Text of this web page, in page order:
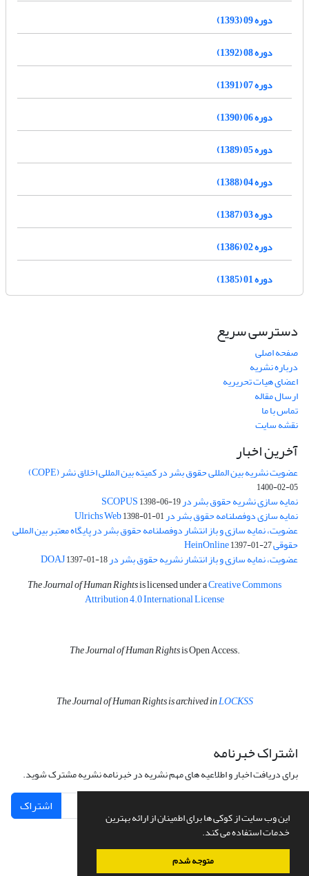
این وب سایت از کوکی ها برای اطمینان از ارائه بهترین
خدمات استفاده می کند.
متوجه شدم
دوره 09 (1393)
دوره 08 (1392)
دوره 07 (1391)
دوره 06 (1390)
دوره 05 (1389)
دوره 04 (1388)
دوره 03 (1387)
دوره 02 (1386)
دوره 01 (1385)
دسترسی سریع
صفحه اصلی
درباره نشریه
اعضای هیات تحریریه
ارسال مقاله
تماس با ما
نقشه سایت
آخرین اخبار
عضویت نشریه بین المللی حقوق بشر در کمیته بین المللی اخلاق نشر (COPE)
1400-02-05
نمایه سازی نشریه حقوق بشر در SCOPUS1398-06-19
نمایه سازی دوفصلنامه حقوق بشر در Ulrichs Web1398-01-01
عضویت، نمایه سازی و باز انتشار دوفصلنامه حقوق بشر در پایگاه معتبر بین المللی
حقوقی HeinOnline1397-01-27
عضویت، نمایه سازی و باز انتشار نشریه حقوق بشر در DOAJ1397-01-18
The Journal of Human Rightsis licensed under aCreative Commons
Attribution 4.0 International License
The Journal of Human Rightsis Open Access.
The Journal of Human Rights is archived inLOCKSS
اشتراک خبرنامه
برای دریافت اخبار و اطلاعیه های مهم نشریه در خبرنامه نشریه مشترک شوید.
اشتراک